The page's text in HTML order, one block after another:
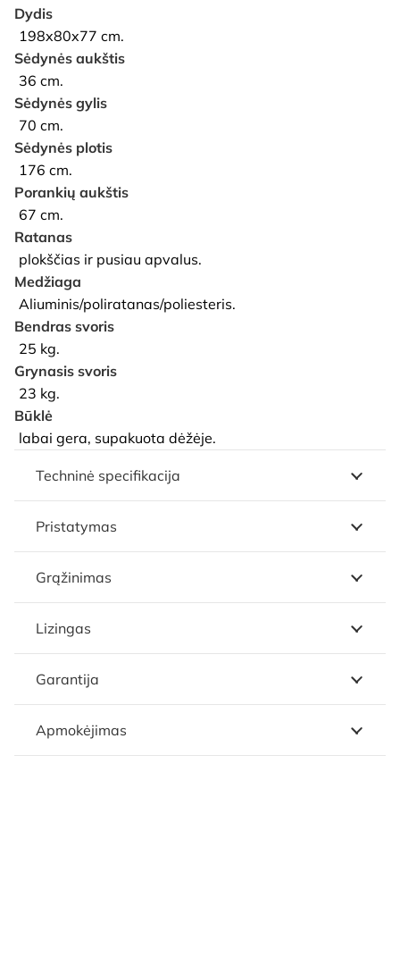
Dydis
198x80x77 cm.
Sėdynės aukštis
36 cm.
Sėdynės gylis
70 cm.
Sėdynės plotis
176 cm.
Porankių aukštis
67 cm.
Ratanas
plokščias ir pusiau apvalus.
Medžiaga
Aliuminis/poliratanas/poliesteris.
Bendras svoris
25 kg.
Grynasis svoris
23 kg.
Būklė
labai gera, supakuota dėžėje.
Techninė specifikacija
Pristatymas
Grąžinimas
Lizingas
Garantija
Apmokėjimas